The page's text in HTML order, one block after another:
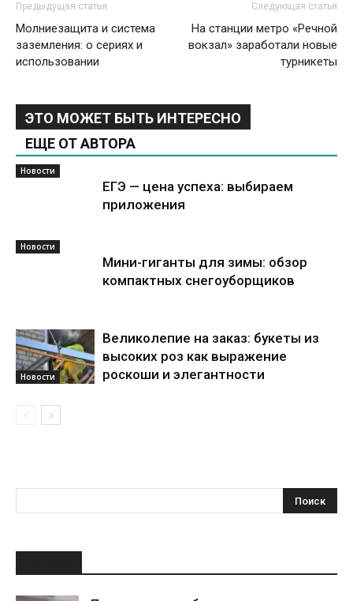
Предыдущая статья
Молниезащита и система
заземления: о сериях и
использовании
Следующая статья
На станции метро «Речной
вокзал» заработали новые
турникеты
ЭТО МОЖЕТ БЫТЬ ИНТЕРЕСНО
ЕЩЕ ОТ АВТОРА
Новости
ЕГЭ — цена успеха: выбираем
приложения
Новости
Мини-гиганты для зимы: обзор
компактных снегоуборщиков
Новости
Великолепие на заказ: букеты из
высоких роз как выражение
роскоши и элегантности